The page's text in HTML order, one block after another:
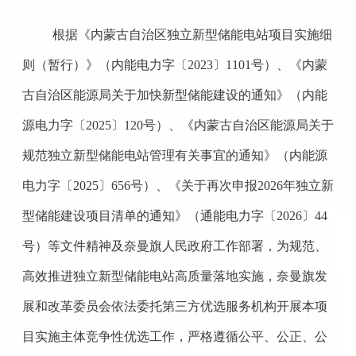
根据《内蒙古自治区独立新型储能电站项目实施细
则（暂行）》（内能电力字〔 2023〕1101号）、《内蒙
古自治区能源局关于加快新型储能建设的通知》（内能
源电力字〔2025〕120号）、《内蒙古自治区能源局关于
规范独立新型储能电站管理有关事宜的通知》（内能源
电力字〔2025〕656号）、《关于再次申报2026年独立新
型储能建设项目清单的通知》（通能电力字〔2026〕44
号）等文件精神及奈曼旗人民政府工作部署，为规范、
高效推进独立新型储能电站高质量落地实施，奈曼旗发
展和改革委员会依法委托第三方优选服务机构开展本项
目实施主体竞争性优选工作，严格遵循公平、公正、公